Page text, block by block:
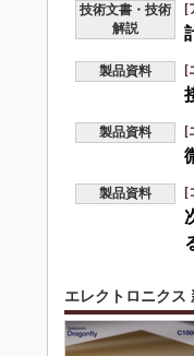
技術文書・技術
解説
[
製品資料 [
製品資料 [
製品資料 [
エレクトロニクス